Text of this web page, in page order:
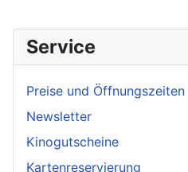
Service
Preise und Öffnungszeiten
Newsletter
Kinogutscheine
Kartenreservierung